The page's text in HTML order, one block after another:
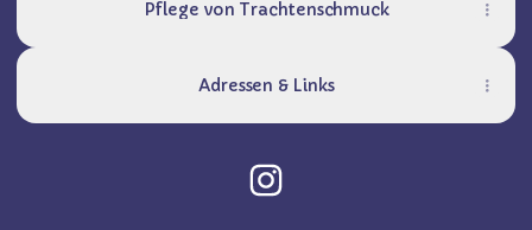
Pflege von Trachtenschmuck
Adressen & Links